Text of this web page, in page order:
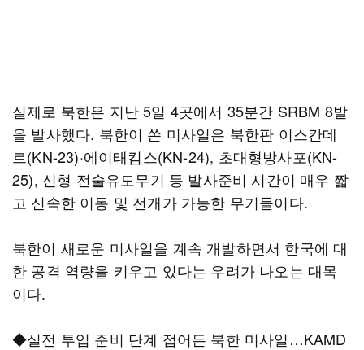
실제로 북한은 지난 5일 4곳에서 35분간 SRBM 8발
을 발사했다. 북한이 쏜 미사일은 북한판 이스칸데
르(KN-23)·에이태킴스(KN-24), 초대형방사포(KN-
25), 신형 전술유도무기 등 발사준비 시간이 매우 짧
고 신속한 이동 및 전개가 가능한 무기들이다.
북한이 새로운 미사일을 계속 개발하면서 한국에 대
한 공격 역량을 키우고 있다는 우려가 나오는 대목
이다.
◆실전 투입 준비 단계 접어든 북한 미사일…KAMD